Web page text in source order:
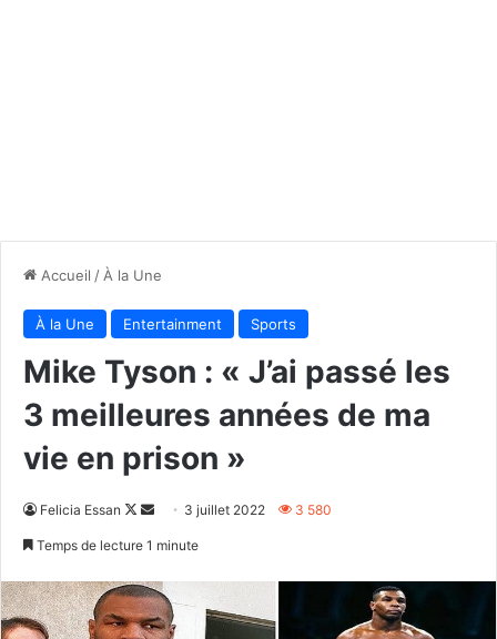
Accueil / À la Une
À la Une Entertainment Sports
Mike Tyson : « J’ai passé les
3 meilleures années de ma
vie en prison »
Felicia Essan
Follow
Envoyer3 juillet 2022 3 580
Temps de lecture 1 minute